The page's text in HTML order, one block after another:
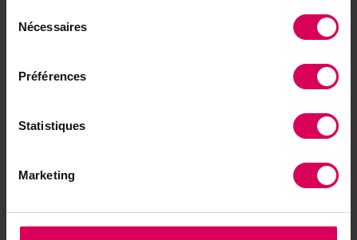
Nécessaires
Préférences
Statistiques
Marketing
fait jamais vraiment le
Passés au grill, les épis
craquent et révèlent